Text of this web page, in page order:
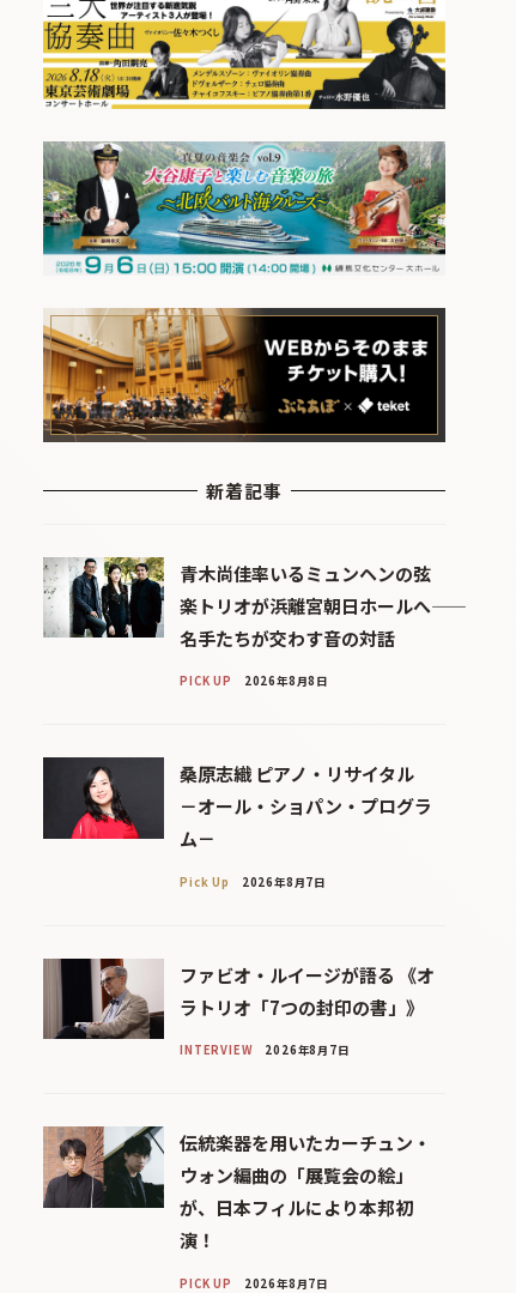
新着記事
青木尚佳率いるミュンヘンの弦
楽トリオが浜離宮朝日ホールへ――
名手たちが交わす音の対話
PICK UP 2026年8月8日
桑原志織 ピアノ・リサイタル
－オール・ショパン・プログラ
ム－
Pick Up 2026年8月7日
ファビオ・ルイージが語る 《オ
ラトリオ「7つの封印の書」》
INTERVIEW 2026年8月7日
伝統楽器を用いたカーチュン・
ウォン編曲の「展覧会の絵」
が、日本フィルにより本邦初
演！
PICK UP 2026年8月7日